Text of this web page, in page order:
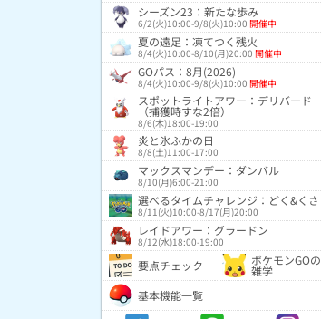
シーズン23：新たな歩み
6/2(火)10:00-9/8(火)10:00 開催中
夏の遠足：凍てつく残火
8/4(火)10:00-8/10(月)20:00 開催中
GOパス：8月(2026)
8/4(火)10:00-9/8(火)10:00 開催中
スポットライトアワー：デリバード
（捕獲時すな2倍）
8/6(木)18:00-19:00
炎と氷ふかの日
8/8(土)11:00-17:00
マックスマンデー：ダンバル
8/10(月)6:00-21:00
選べるタイムチャレンジ：どく&くさ
8/11(火)10:00-8/17(月)20:00
レイドアワー：グラードン
8/12(水)18:00-19:00
要点チェック ポケモンGOの
雑学
基本機能一覧